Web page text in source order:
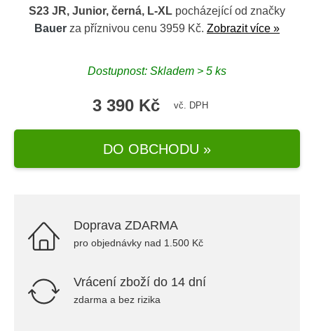
S23 JR, Junior, černá, L-XL pocházející od značky
Bauer za příznivou cenu 3959 Kč. Zobrazit více »
Dostupnost: Skladem > 5 ks
3 390 Kč vč. DPH
DO OBCHODU »
Doprava ZDARMA
pro objednávky nad 1.500 Kč
Vrácení zboží do 14 dní
zdarma a bez rizika